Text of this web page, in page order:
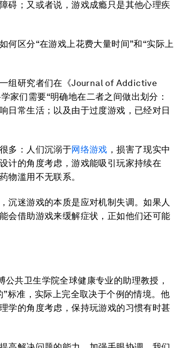
碍；又或者说，游戏成瘾只是其他心理疾
何区分“在游戏上花费大量时间”和“实际上
组研究者们在《Journal of Addictive
学家们需要“明确地在二者之间做出划分：
日常生活；以及由于过度游戏，已经对日
多：人们沉溺于网络游戏 ，损害了现实中
计的角度考虑，游戏能吸引玩家持续在
物滥用不无联系。
沉迷游戏的本质是应对机制失调。如果人
会借助游戏来缓解症状，正如他们还可能
共卫生学院全球健康专业的助理教授，
标准，实际上完全取决于个例的情境。他
学的角度考虑，保持玩游戏的习惯有时甚